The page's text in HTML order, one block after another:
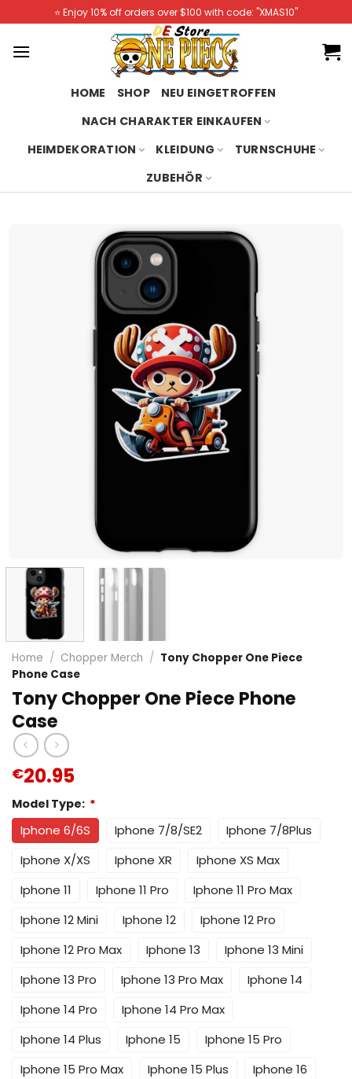
to
content
⭐️ Enjoy 10% off orders over $100 with code: "XMAS10"
HOME SHOP
NEU EINGETROFFEN
NACH CHARAKTER EINKAUFEN
HEIMDEKORATION
KLEIDUNG
TURNSCHUHE
ZUBEHÖR
Home / Chopper Merch / Tony Chopper One Piece
Phone Case
Tony Chopper One Piece Phone
Case
€20.95
Model Type: *
Iphone 6/6S Iphone 7/8/SE2
Iphone 7/8Plus
Iphone X/XS
Iphone XR
Iphone XS Max
Iphone 11
Iphone 11 Pro
Iphone 11 Pro Max
Iphone 12 Mini
Iphone 12
Iphone 12 Pro
Iphone 12 Pro Max
Iphone 13
Iphone 13 Mini
Iphone 13 Pro
Iphone 13 Pro Max
Iphone 14
Iphone 14 Pro
Iphone 14 Pro Max
Iphone 14 Plus
Iphone 15
Iphone 15 Pro
Iphone 15 Pro Max
Iphone 15 Plus
Iphone 16